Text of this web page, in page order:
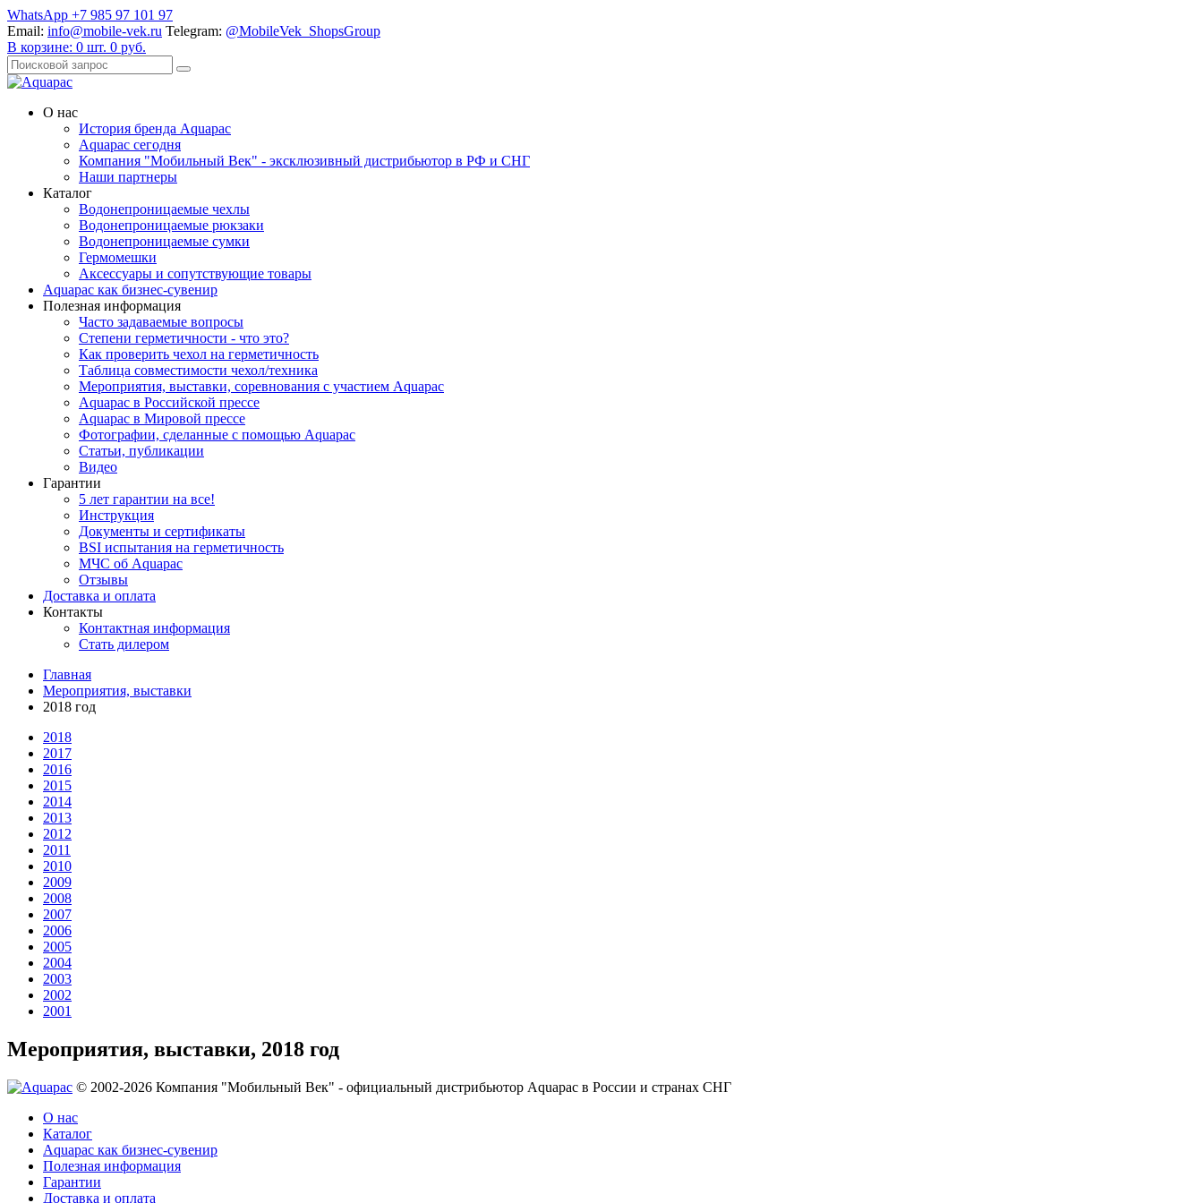
WhatsApp +7 985 97 101 97
Email: info@mobile-vek.ru Telegram: @MobileVek_ShopsGroup
В корзине: 0 шт. 0 руб.
О нас
История бренда Aquapac
Aquapac cегодня
Компания "Мобильный Век" - эксклюзивный дистрибьютор в РФ и СНГ
Наши партнеры
Каталог
Водонепроницаемые чехлы
Водонепроницаемые рюкзаки
Водонепроницаемые сумки
Гермомешки
Аксессуары и сопутствующие товары
Aquapac как бизнес-сувенир
Полезная информация
Часто задаваемые вопросы
Степени герметичности - что это?
Как проверить чехол на герметичность
Таблица совместимости чехол/техника
Мероприятия, выставки, соревнования с участием Aquapac
Aquapac в Российской прессе
Aquapac в Мировой прессе
Фотографии, сделанные с помощью Aquapac
Статьи, публикации
Видео
Гарантии
5 лет гарантии на все!
Инструкция
Документы и сертификаты
BSI испытания на герметичность
МЧС об Aquapac
Отзывы
Доставка и оплата
Контакты
Контактная информация
Стать дилером
Главная
Мероприятия, выставки
2018 год
2018
2017
2016
2015
2014
2013
2012
2011
2010
2009
2008
2007
2006
2005
2004
2003
2002
2001
Мероприятия, выставки, 2018 год
© 2002-2026 Компания "Мобильный Век" - официальный дистрибьютор Aquapac в России и странах СНГ
О нас
Каталог
Aquapac как бизнес-сувенир
Полезная информация
Гарантии
Доставка и оплата